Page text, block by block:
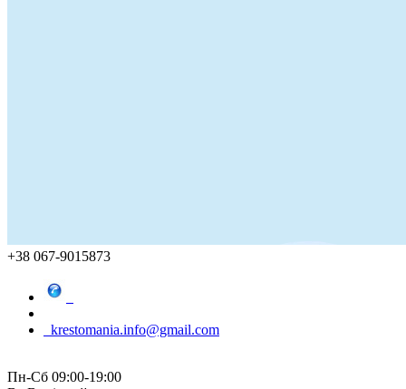
+38 067-9015873
krestomania.info@gmail.com
Пн-Сб 09:00-19:00